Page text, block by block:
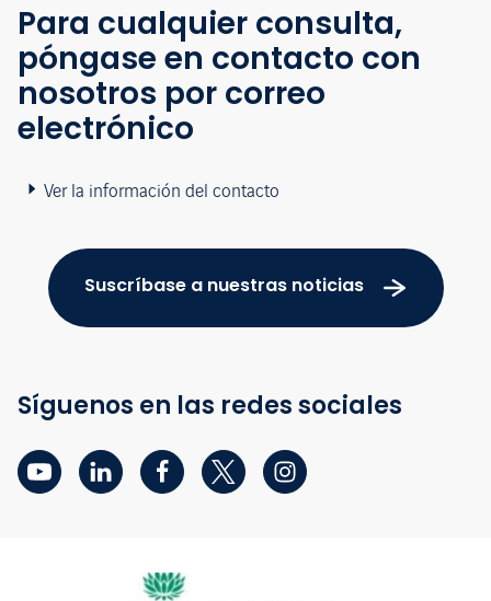
Para cualquier consulta,
póngase en contacto con
nosotros por correo
electrónico
Ver la información del contacto
Suscríbase a nuestras noticias
Síguenos en las redes sociales